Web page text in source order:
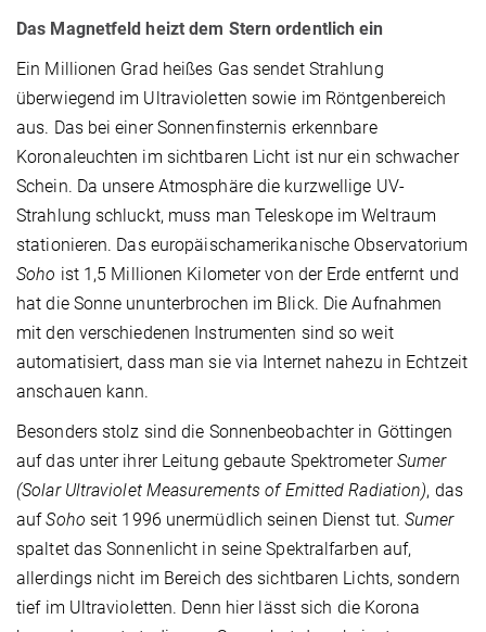
Das Magnetfeld heizt dem Stern ordentlich ein
Ein Millionen Grad heißes Gas sendet Strahlung
überwiegend im Ultravioletten sowie im Röntgenbereich
aus. Das bei einer Sonnenfinsternis erkennbare
Koronaleuchten im sichtbaren Licht ist nur ein schwacher
Schein. Da unsere Atmosphäre die kurzwellige UV-
Strahlung schluckt, muss man Teleskope im Weltraum
stationieren. Das europäischamerikanische Observatorium
Soho ist 1,5 Millionen Kilometer von der Erde entfernt und
hat die Sonne ununterbrochen im Blick. Die Aufnahmen
mit den verschiedenen Instrumenten sind so weit
automatisiert, dass man sie via Internet nahezu in Echtzeit
anschauen kann.
Besonders stolz sind die Sonnenbeobachter in Göttingen
auf das unter ihrer Leitung gebaute SpektrometerSumer
(Solar Ultraviolet Measurements of Emitted Radiation), das
aufSoho seit 1996 unermüdlich seinen Dienst tut.Sumer
spaltet das Sonnenlicht in seine Spektralfarben auf,
allerdings nicht im Bereich des sichtbaren Lichts, sondern
tief im Ultravioletten. Denn hier lässt sich die Korona